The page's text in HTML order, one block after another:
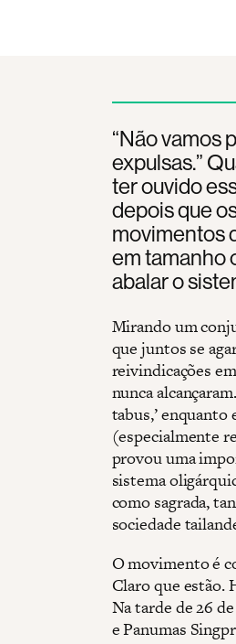
“Não vamos
expulsas.”
ter ouvido
depois que
movimentos
em tamanho
abalar o
Mirando um
que juntos se
reivindicações
nunca
tabus,’ enquanto
(especialmente
provou uma
sistema
como sagrada,
sociedade
O movimento é
Claro que estão.
Na tarde de 26
e Panumas